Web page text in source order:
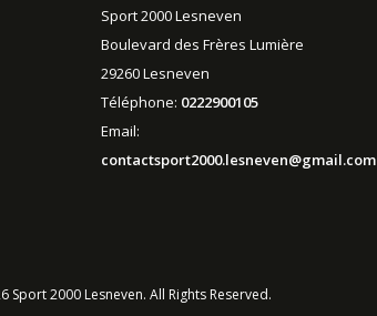
Sport 2000 Lesneven
Boulevard des Frères Lumière
29260 Lesneven
Téléphone: 0222900105
Email:
contactsport2000.lesneven@gmail.com
Sport 2000 Lesneven. All Rights Reserved.